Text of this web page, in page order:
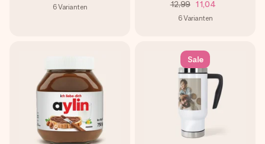
6Varianten 12,99 11,04
6Varianten
Sale